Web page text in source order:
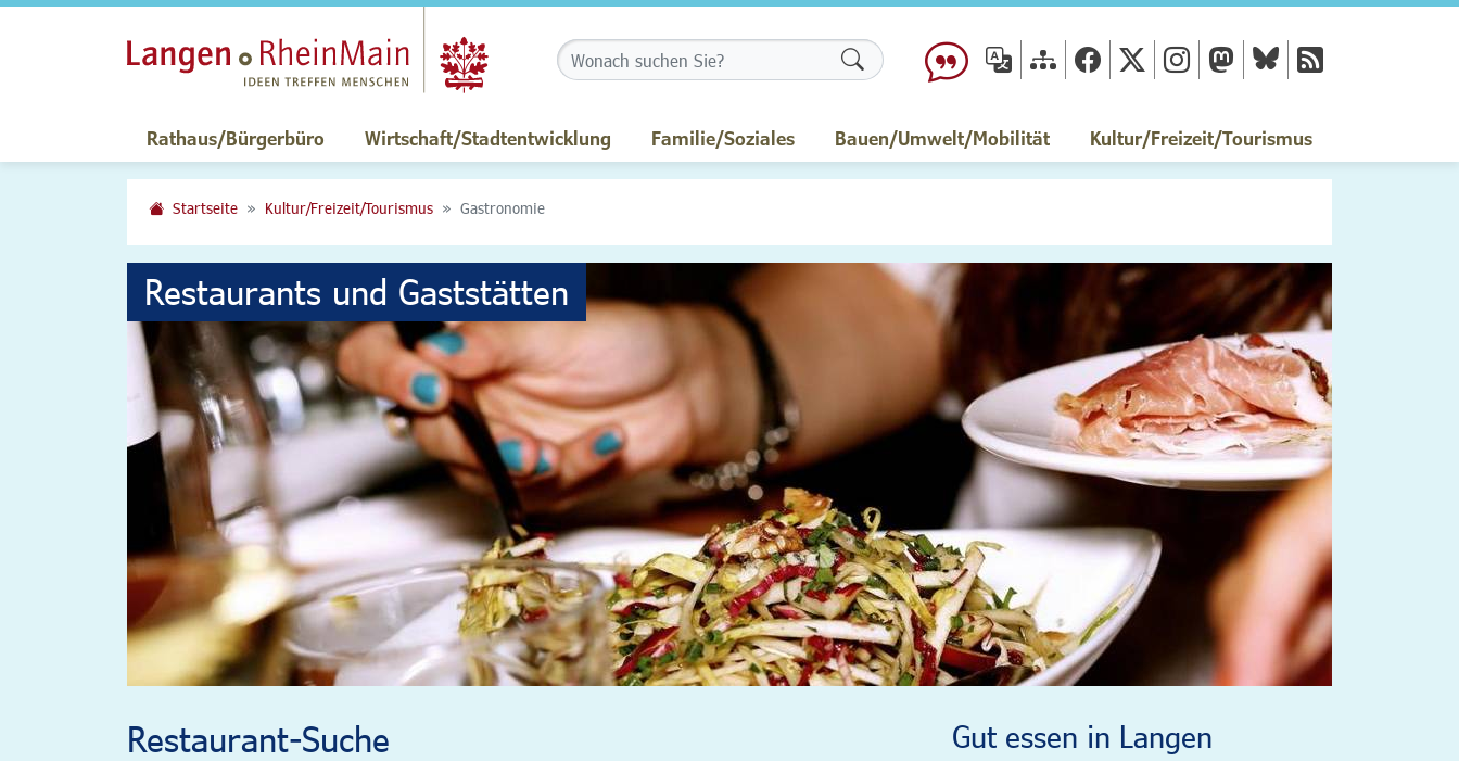
Formularschaltfläche
Rathaus/Bürgerbüro Wirtschaft/Stadtentwicklung Familie/Soziales Bauen/Umwelt/Mobilität Kultur/Freizeit/Tourismus
Startseite Kultur/Freizeit/Tourismus Gastronomie
Restaurants und Gaststätten
Gut essen in Langen
Restaurant-Suche